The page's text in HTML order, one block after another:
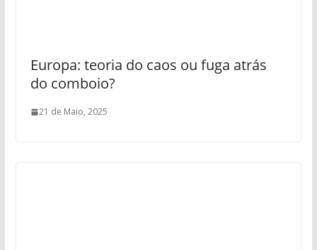
Europa: teoria do сaos ou fuga atrás
do comboio?
21 de Maio, 2025